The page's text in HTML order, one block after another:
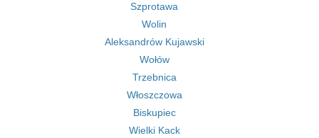
Szprotawa
Wolin
Aleksandrów Kujawski
Wołów
Trzebnica
Włoszczowa
Biskupiec
Wielki Kack